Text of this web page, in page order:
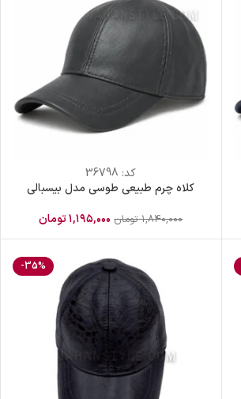
کد: 36798
کلاه چرم طبیعی طوسی مدل بیسبالی
۱,۸۴۰,۰۰۰ تومان ۱,۱۹۵,۰۰۰تومان
-35%